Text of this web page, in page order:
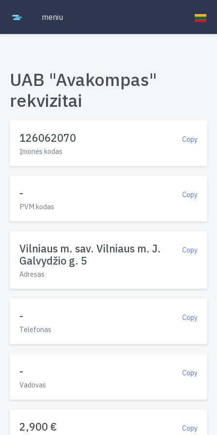
meniu
UAB "Avakompas"
rekvizitai
Copy
126062070
Įmonės kodas
Copy
-
PVM kodas
Copy
Vilniaus m. sav. Vilniaus m. J.
Galvydžio g. 5
Adresas
Copy
-
Telefonas
Copy
-
Vadovas
Copy
2,900 €